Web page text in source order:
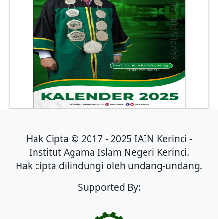
Hak Cipta © 2017 - 2025 IAIN Kerinci -
Institut Agama Islam Negeri Kerinci.
Hak cipta dilindungi oleh undang-undang.
Supported By: